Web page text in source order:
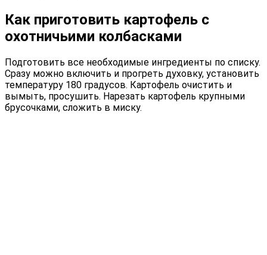
Как приготовить картофель с
охотничьими колбасками
Подготовить все необходимые ингредиенты по списку.
Сразу можно включить и прогреть духовку, установить
температуру 180 градусов. Картофель очистить и
вымыть, просушить. Нарезать картофель крупными
брусочками, сложить в миску.